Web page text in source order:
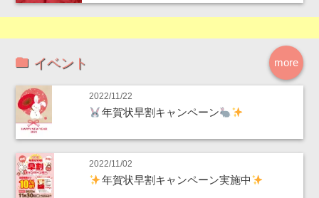
more
イベント
2022/11/22
年賀状早割キャンペーン
2022/11/02
年賀状早割キャンペーン実施中